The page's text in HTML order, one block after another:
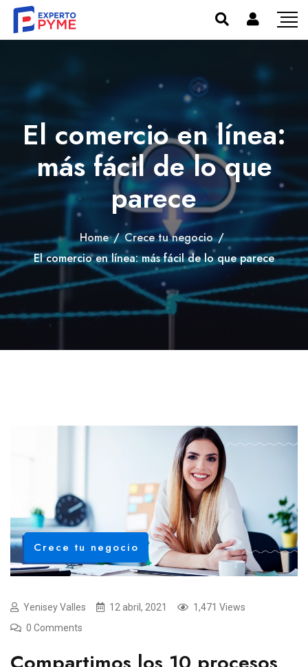
El comercio en línea:
más fácil de lo que
parece
Home / Crece tu negocio /
El comercio en línea: más fácil de lo que parece
Crece tu negocio
Yenisey Valles 12 abril, 2021
1,471 Views
0 Comments